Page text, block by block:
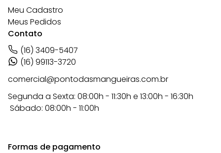
Meu Cadastro
Meus Pedidos
Contato
(16) 3409-5407
(16) 99113-3720
comercial@pontodasmangueiras.com.br
Segunda a Sexta: 08:00h - 11:30h e 13:00h - 16:30h
Sábado: 08:00h - 11:00h
Formas de pagamento